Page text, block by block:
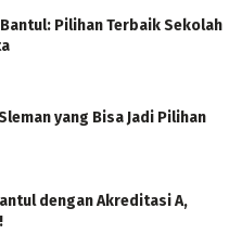
Pilihan Terbaik Sekolah
yang Bisa Jadi Pilihan
dengan Akreditasi A,